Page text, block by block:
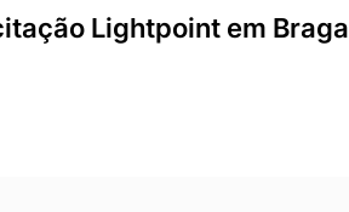
Lightpoint em Braga